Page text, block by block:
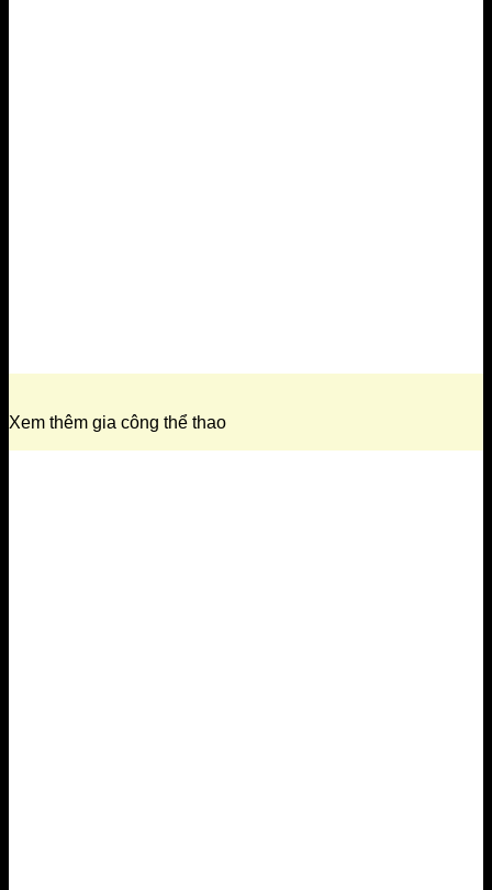
Xem thêm gia công thể thao